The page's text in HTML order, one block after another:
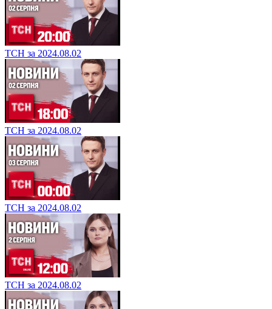
ТСН за 2024.08.05
ТСН за 2024.08.05
ТСН за 2024.08.02
ТСН за 2024.08.02